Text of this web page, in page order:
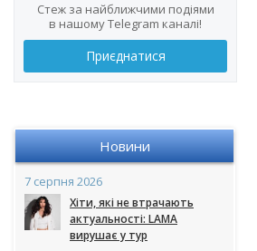
Стеж за найближчими подіями
в нашому Telegram каналі!
Приєднатися
Новини
7 серпня 2026
Хіти, які не втрачають
актуальності: LAMA
вирушає у тур